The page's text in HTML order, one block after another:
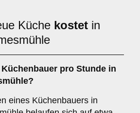
Küche kostet in
pro Stunde in
eines Küchenbauers in